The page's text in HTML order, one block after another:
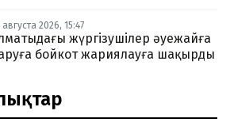
августа 2026, 15:47
жүргізушілер әуежайға
бойкот жариялауға шақырды